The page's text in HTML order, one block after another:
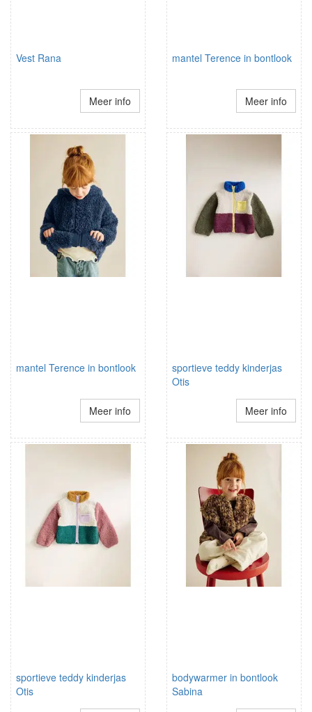
Vest Rana
Meer info
mantel Terence in bontlook
Meer info
mantel Terence in bontlook
Meer info
sportieve teddy kinderjas
Otis
Meer info
sportieve teddy kinderjas
Otis
bodywarmer in bontlook
Sabina